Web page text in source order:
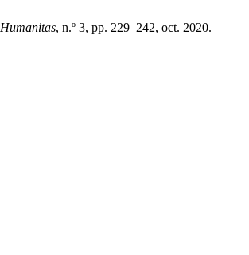
Humanitas, n.º 3, pp. 229–242, oct. 2020.